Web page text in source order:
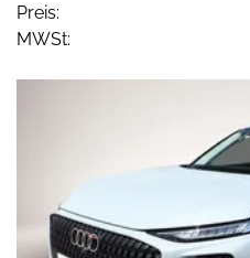
Preis:
MWSt: